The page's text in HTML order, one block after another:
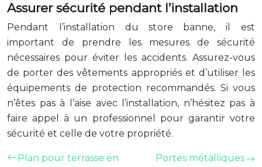
Assurer sécurité pendant l’installation
Pendant l’installation du store banne, il est
important de prendre les mesures de sécurité
nécessaires pour éviter les accidents. Assurez-vous
de porter des vêtements appropriés et d’utiliser les
équipements de protection recommandés. Si vous
n’êtes pas à l’aise avec l’installation, n’hésitez pas à
faire appel à un professionnel pour garantir votre
sécurité et celle de votre propriété.
Plan pour terrasse en
Portes métalliques